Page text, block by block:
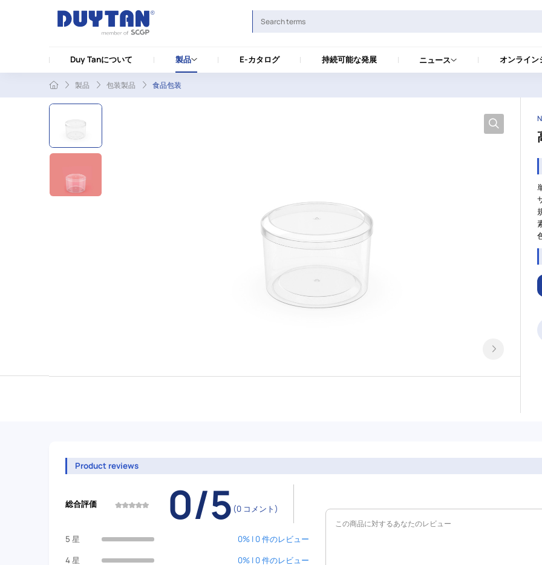
Duy Tanについて 製品 E-カタログ 持続可能な発展 ニュース オンライン
製品 包装製品 食品包装
Product reviews
総合評価 0/5 (0 コメント)
5 星
0% | 0 件のレビュー
4 星
0% | 0 件のレビュー